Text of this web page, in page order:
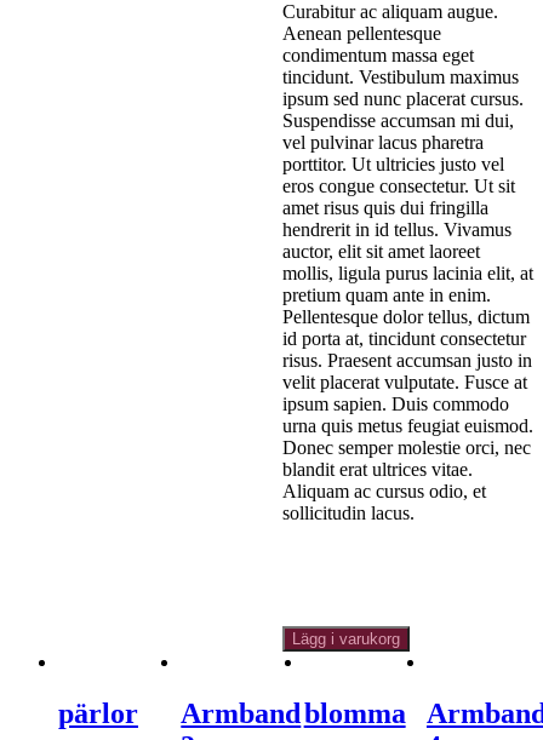
Curabitur ac aliquam augue.
Aenean pellentesque
condimentum massa eget
tincidunt. Vestibulum maximus
ipsum sed nunc placerat cursus.
Suspendisse accumsan mi dui,
vel pulvinar lacus pharetra
porttitor. Ut ultricies justo vel
eros congue consectetur. Ut sit
amet risus quis dui fringilla
hendrerit in id tellus. Vivamus
auctor, elit sit amet laoreet
mollis, ligula purus lacinia elit, at
pretium quam ante in enim.
Pellentesque dolor tellus, dictum
id porta at, tincidunt consectetur
risus. Praesent accumsan justo in
velit placerat vulputate. Fusce at
ipsum sapien. Duis commodo
urna quis metus feugiat euismod.
Donec semper molestie orci, nec
blandit erat ultrices vitae.
Aliquam ac cursus odio, et
sollicitudin lacus.
Lägg i varukorg
pärlor
Armbandblomma